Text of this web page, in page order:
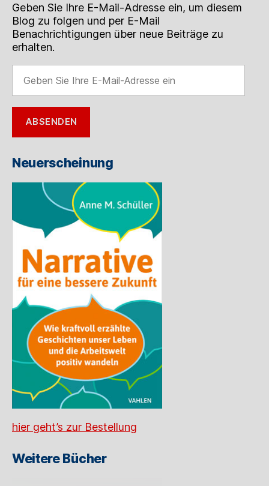
Geben Sie Ihre E-Mail-Adresse ein, um diesem
Blog zu folgen und per E-Mail
Benachrichtigungen über neue Beiträge zu
erhalten.
Sie
Ihre
E-
Mail-
Adresse
ABSENDEN
Neuerscheinung
hier geht’s zur Bestellung
Weitere Bücher